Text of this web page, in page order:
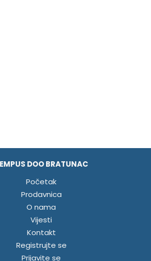
DOO BRATUNAC
Početak
Prodavnica
O nama
Vijesti
Kontakt
Registrujte se
Prijavite se